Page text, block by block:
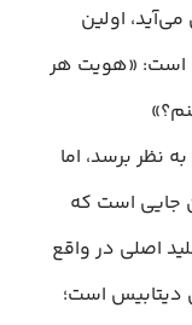
اولین
است: «هویت هر
نظر برسد، اما
جایی است که
اصلی در واقع
است؛